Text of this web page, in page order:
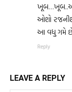
ઓશો
આ વધુ ગમે
Reply
LEAVE A REPLY